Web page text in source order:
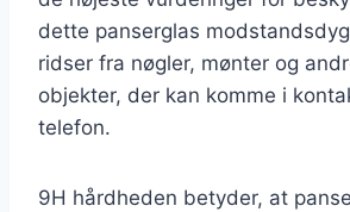
dette panserglas
ridser fra nøgler, mønter og
objekter, der kan komme i
telefon.
9H hårdheden betyder, at